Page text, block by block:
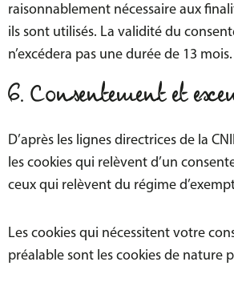
raisonnablement nécessaire aux
ils sont utilisés. La validité du
n’excédera pas une durée de 13 mois.
6. Consentement et
D’après les lignes directrices de la
les cookies qui relèvent d’un
ceux qui relèvent du régime
Les cookies qui nécessitent votre
préalable sont les cookies de nature